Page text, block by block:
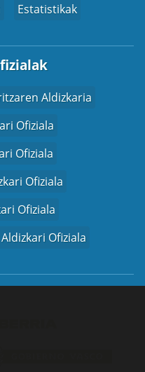
Estatistikak
Aldizkaria
Ofiziala
Ofiziala
Ofiziala
Ofiziala
Ofiziala